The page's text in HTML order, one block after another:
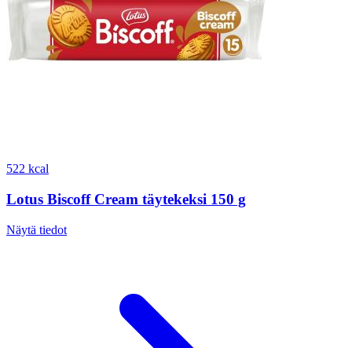
522 kcal
Lotus Biscoff Cream täytekeksi 150 g
Näytä tiedot